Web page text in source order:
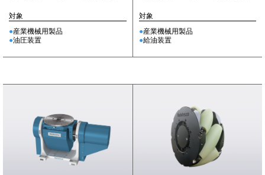
対象
産業機械用製品
油圧装置
対象
産業機械用製品
給油装置